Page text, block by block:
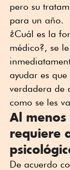
pero su
para un año.
¿Cuál es la
médico?, se
ayudar es
verdadera de
como se les
Al
requiere
De acuerdo